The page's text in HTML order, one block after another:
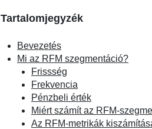
Tartalomjegyzék
Bevezetés
Mi az RFM szegmentáció?
Frissség
Frekvencia
Pénzbeli érték
Miért számít az RFM-
Az RFM-metrikák